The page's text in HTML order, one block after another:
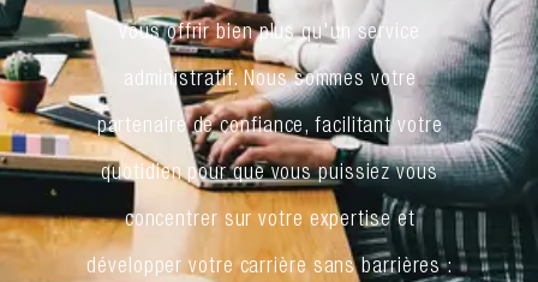
vous offrir bien plus qu'un service
administratif. Nous sommes votre
partenaire de confiance, facilitant votre
quotidien pour que vous puissiez vous
concentrer sur votre expertise et
développer votre carrière sans barrières :